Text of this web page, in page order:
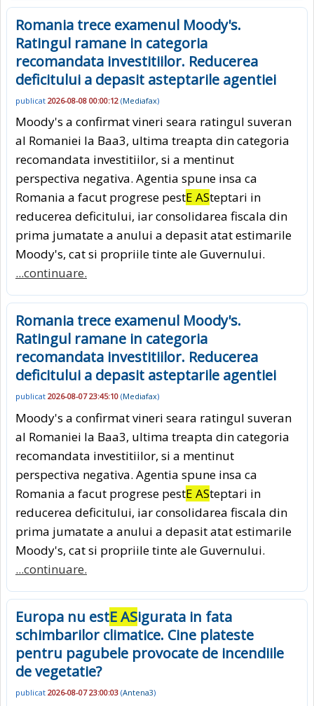
Romania trece examenul Moody's.
Ratingul ramane in categoria
recomandata investitiilor. Reducerea
deficitului a depasit asteptarile agentiei
publicat 2026-08-08 00:00:12 (Mediafax)
Moody's a confirmat vineri seara ratingul suveran
al Romaniei la Baa3, ultima treapta din categoria
recomandata investitiilor, si a mentinut
perspectiva negativa. Agentia spune insa ca
Romania a facut progrese pestE ASteptari in
reducerea deficitului, iar consolidarea fiscala din
prima jumatate a anului a depasit atat estimarile
Moody's, cat si propriile tinte ale Guvernului.
...continuare.
Romania trece examenul Moody's.
Ratingul ramane in categoria
recomandata investitiilor. Reducerea
deficitului a depasit asteptarile agentiei
publicat 2026-08-07 23:45:10 (Mediafax)
Moody's a confirmat vineri seara ratingul suveran
al Romaniei la Baa3, ultima treapta din categoria
recomandata investitiilor, si a mentinut
perspectiva negativa. Agentia spune insa ca
Romania a facut progrese pestE ASteptari in
reducerea deficitului, iar consolidarea fiscala din
prima jumatate a anului a depasit atat estimarile
Moody's, cat si propriile tinte ale Guvernului.
...continuare.
Europa nu estE ASigurata in fata
schimbarilor climatice. Cine plateste
pentru pagubele provocate de incendiile
de vegetatie?
publicat 2026-08-07 23:00:03 (Antena3)